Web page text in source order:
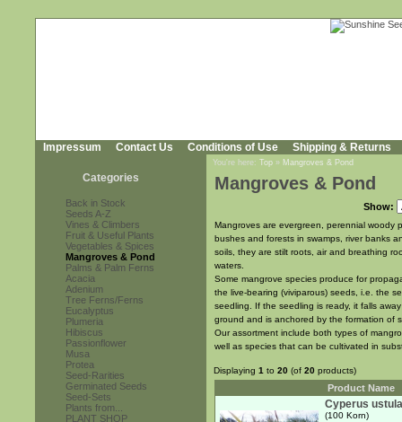
Impressum Contact Us Conditions of Use Shipping & Returns
Categories
Back in Stock
Seeds A-Z
Vines & Climbers
Fruit & Useful Plants
Vegetables & Spices
Mangroves & Pond
Palms & Palm Ferns
Acacia
Adenium
Tree Ferns/Ferns
Eucalyptus
Plumeria
Hibiscus
Passionflower
Musa
Protea
Seed-Rarities
Germinated Seeds
Seed-Sets
Plants from...
PLANT SHOP
You're here: Top » Mangroves & Pond
Mangroves & Pond
Show:
Mangroves are evergreen, perennial woody
bushes and forests in swamps, river banks
soils, they are stilt roots, air and breathing
waters.
Some mangrove species produce for
the live-bearing (viviparous) seeds, i.e. the
seedling. If the seedling is ready, it falls
ground and is anchored by the formation of
Our assortment include both types of
well as species that can be cultivated in
Displaying 1 to 20 (of 20 products)
Product Name
Cyperus
(100 Korn)